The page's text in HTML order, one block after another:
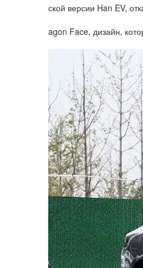
ской версии Han EV,
agon Face, дизайн,